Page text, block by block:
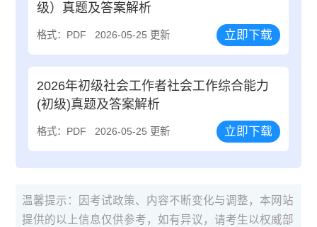
级）真题及答案解析
格式：PDF 2026-05-25 更新 立即下载
2026年初级社会工作者社会工作综合能力
(初级)真题及答案解析
格式：PDF 2026-05-25 更新 立即下载
温馨提示：因考试政策、内容不断变化与调整，本网站
提供的以上信息仅供参考，如有异议，请考生以权威部